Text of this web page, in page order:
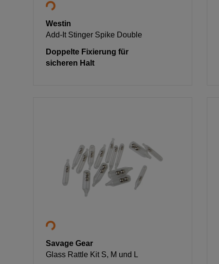
Westin
Add-It Stinger Spike Double
Doppelte Fixierung für
sicheren Halt
Savage Gear
Glass Rattle Kit S, M und L